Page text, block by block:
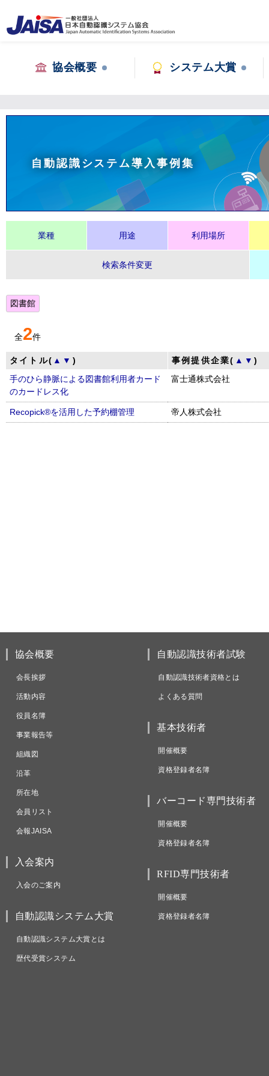
協会概要 システム大賞
自動認識システム導入事例集
業種 用途 利用場所
検索条件変更
図書館
全2件
タイトル( ▲ ▼ ) 事例提供企業( ▲ ▼)
手のひら静脈による図書館利用者カード
のカードレス化
富士通株式会社
Recopick®を活用した予約棚管理 帝人株式会社
協会概要
会長挨拶
活動内容
役員名簿
事業報告等
組織図
沿革
所在地
会員リスト
会報JAISA
入会案内
入会のご案内
自動認識システム大賞
自動認識システム大賞とは
歴代受賞システム
自動認識技術者試験
自動認識技術者資格とは
よくある質問
基本技術者
開催概要
資格登録者名簿
バーコード専門技術者
開催概要
資格登録者名簿
RFID専門技術者
開催概要
資格登録者名簿